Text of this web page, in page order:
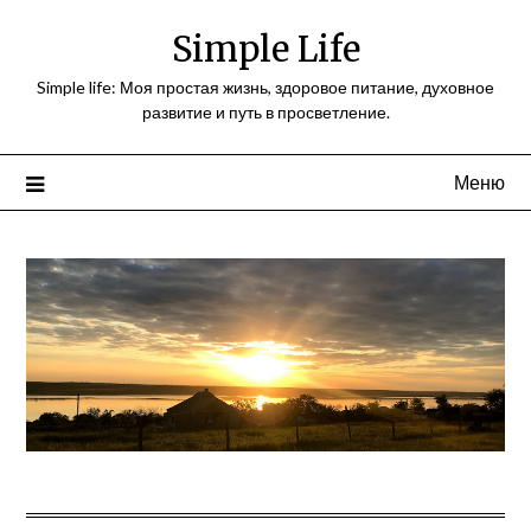
Simple Life
Simple life: Моя простая жизнь, здоровое питание, духовное
развитие и путь в просветление.
Меню